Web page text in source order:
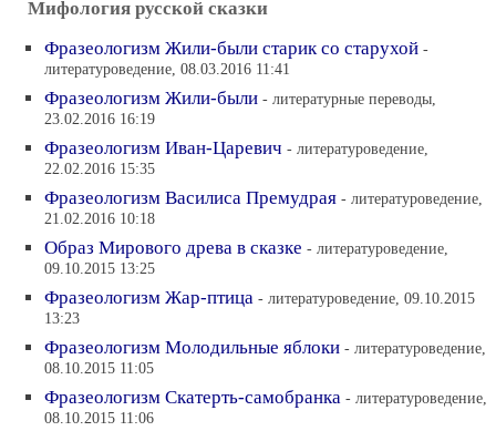
Мифология русской сказки
Фразеологизм Жили-были старик со старухой -
литературоведение, 08.03.2016 11:41
Фразеологизм Жили-были - литературные переводы,
23.02.2016 16:19
Фразеологизм Иван-Царевич - литературоведение,
22.02.2016 15:35
Фразеологизм Василиса Премудрая - литературоведение,
21.02.2016 10:18
Образ Мирового древа в сказке - литературоведение,
09.10.2015 13:25
Фразеологизм Жар-птица - литературоведение, 09.10.2015
13:23
Фразеологизм Молодильные яблоки - литературоведение,
08.10.2015 11:05
Фразеологизм Скатерть-самобранка - литературоведение,
08.10.2015 11:06